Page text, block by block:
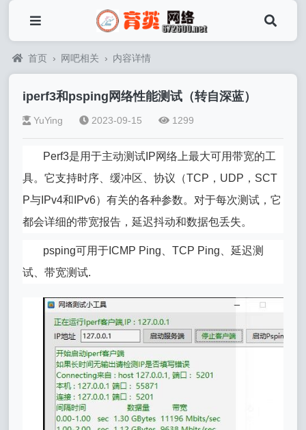
首页 › 网吧相关 › 内容详情
iperf3和psping网络性能测试（转自深蓝）
YuYing 2023-09-15 1299
Perf3是用于主动测试IP网络上最大可用带宽的工
具。它支持时序、缓冲区、协议（TCP，UDP，SCT
P与IPv4和IPv6）有关的各种参数。对于每次测试，它
都会详细的带宽报告，延迟抖动和数据包丢失。
psping可用于ICMP Ping、TCP Ping、延迟测
试、带宽测试.